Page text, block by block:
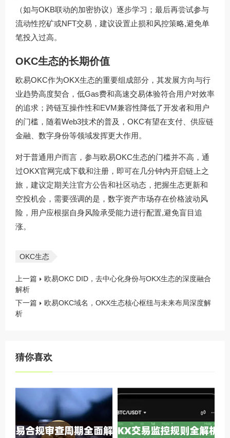
（如与OKB联动的加密协议）逐步学习；最后再尝试参与
流动性挖矿或NFT交易，建议设置止损和风控策略,避免单
笔投入过高。
OKC生态的长期价值
欧易OKC作为OKX生态的重要组成部分，其发展方向与行
业趋势高度契合，低Gas费和高速交易体验符合用户对效率
的追求；跨链互操作性和EVM兼容性降低了开发者和用户
的门槛，随着Web3技术的普及，OKC有望在支付、供应链
金融、数字身份等领域发挥更大作用。
对于普通用户而言，参与欧易OKC生态的门槛并不高，通
过OKX官网完成下载和注册，即可在几分钟内开启链上之
旅，建议定期关注官方公告和社区动态，把握生态更新和
空投机会，需要强调的是，数字资产市场存在价格波动风
险，用户应根据自身风险承受能力进行配置,避免盲目追
涨。
OKC生态
上一篇
欧易OKC DID，去中心化身份与OKX生态的深度融合
解析
下一篇
欧易OKC域名，OKX生态核心枢纽与未来布局深度解
析
猜你喜欢